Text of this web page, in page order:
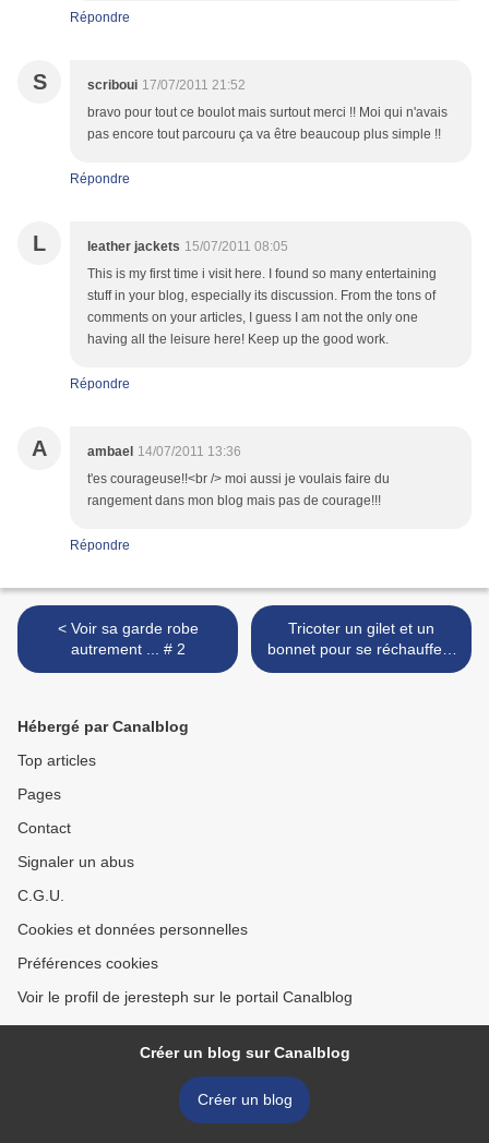
Répondre
S scriboui 17/07/2011 21:52
bravo pour tout ce boulot mais surtout merci !! Moi qui n'avais
pas encore tout parcouru ça va être beaucoup plus simple !!
Répondre
L leather jackets 15/07/2011 08:05
This is my first time i visit here. I found so many entertaining
stuff in your blog, especially its discussion. From the tons of
comments on your articles, I guess I am not the only one
having all the leisure here! Keep up the good work.
Répondre
A ambael 14/07/2011 13:36
t'es courageuse!!<br /> moi aussi je voulais faire du
rangement dans mon blog mais pas de courage!!!
Répondre
< Voir sa garde robe
autrement ... # 2
Tricoter un gilet et un
bonnet pour se réchauffer !
>
Hébergé par Canalblog
Top articles
Pages
Contact
Signaler un abus
C.G.U.
Cookies et données personnelles
Préférences cookies
Voir le profil de jeresteph sur le portail Canalblog
Créer un blog sur Canalblog
Créer un blog